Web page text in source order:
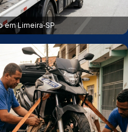
em Limeira‑SP